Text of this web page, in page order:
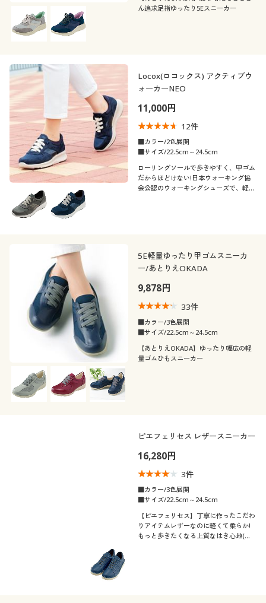
ん追求足指ゆったり5Eスニーカー
Locox(ロコックス) アクティブウ
ォーカーNEO
11,000円
12件
■カラー/2色展開
■サイズ/22.5cm～24.5cm
ローリングソールで歩きやすく、甲ゴム
だからほどけない!日本ウォーキング協
会公認のウォーキングシューズで、軽や
5E軽量ゆったり甲ゴムスニーカ
ー/あとりえOKADA
9,878円
33件
■カラー/3色展開
■サイズ/22.5cm～24.5cm
【あとりえOKADA】ゆったり幅広の軽
量ゴムひもスニーカー
ピエフェリセス レザースニーカー
16,280円
3件
■カラー/3色展開
■サイズ/22.5cm～24.5cm
【ピエフェリセス】丁寧に作ったこだわ
りアイテムレザーなのに軽くて柔らか!
もっと歩きたくなる上質なはき心地(日